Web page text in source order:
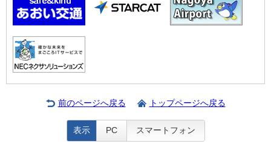
前のページへ戻る トップページへ戻る
表示 PC スマートフォン